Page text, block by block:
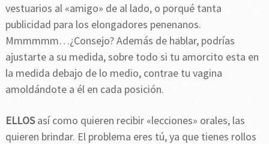
vestuarios al «amigo» de al lado, o porqué tanta
publicidad para los elongadores penenanos.
Mmmmmm…¿Consejo? Además de hablar, podrías
ajustarte a su medida, sobre todo si tu amorcito esta en
la medida debajo de lo medio, contrae tu vagina
amoldándote a él en cada posición.
ELLOSasí como quieren recibir «lecciones» orales, las
quieren brindar. El problema eres tú, ya que tienes rollos